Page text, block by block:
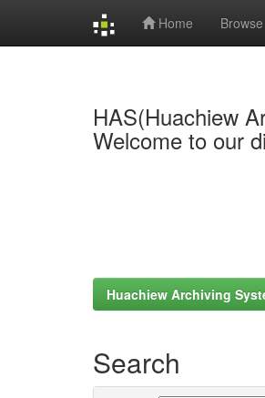
Home Browse
HAS(Huachiew
Welcome to our
Huachiew Archiving
Search